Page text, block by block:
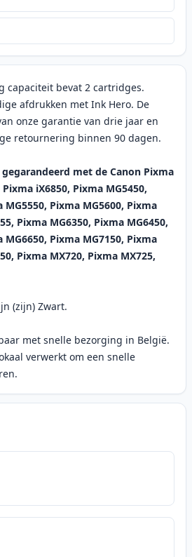
capaciteit bevat 2 cartridges.
afdrukken met Ink Hero. De
onze garantie van drie jaar en
retournering binnen 90 dagen.
met de Canon Pixma
iX6850, Pixma MG5450,
MG5550, Pixma MG5600, Pixma
Pixma MG6350, Pixma MG6450,
MG6650, Pixma MG7150, Pixma
Pixma MX720, Pixma MX725,
(zijn) Zwart.
met snelle bezorging in België.
verwerkt om een snelle